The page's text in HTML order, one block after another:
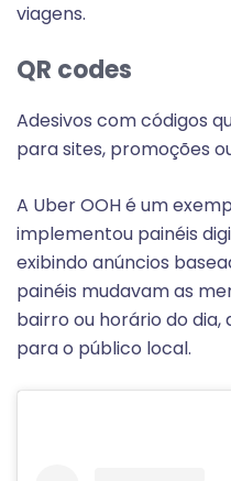
viagens.
QR codes
Adesivos com códigos
para sites, promoções
A Uber OOH é um
implementou painéis
exibindo anúncios
painéis mudavam as
bairro ou horário do
para o público local.